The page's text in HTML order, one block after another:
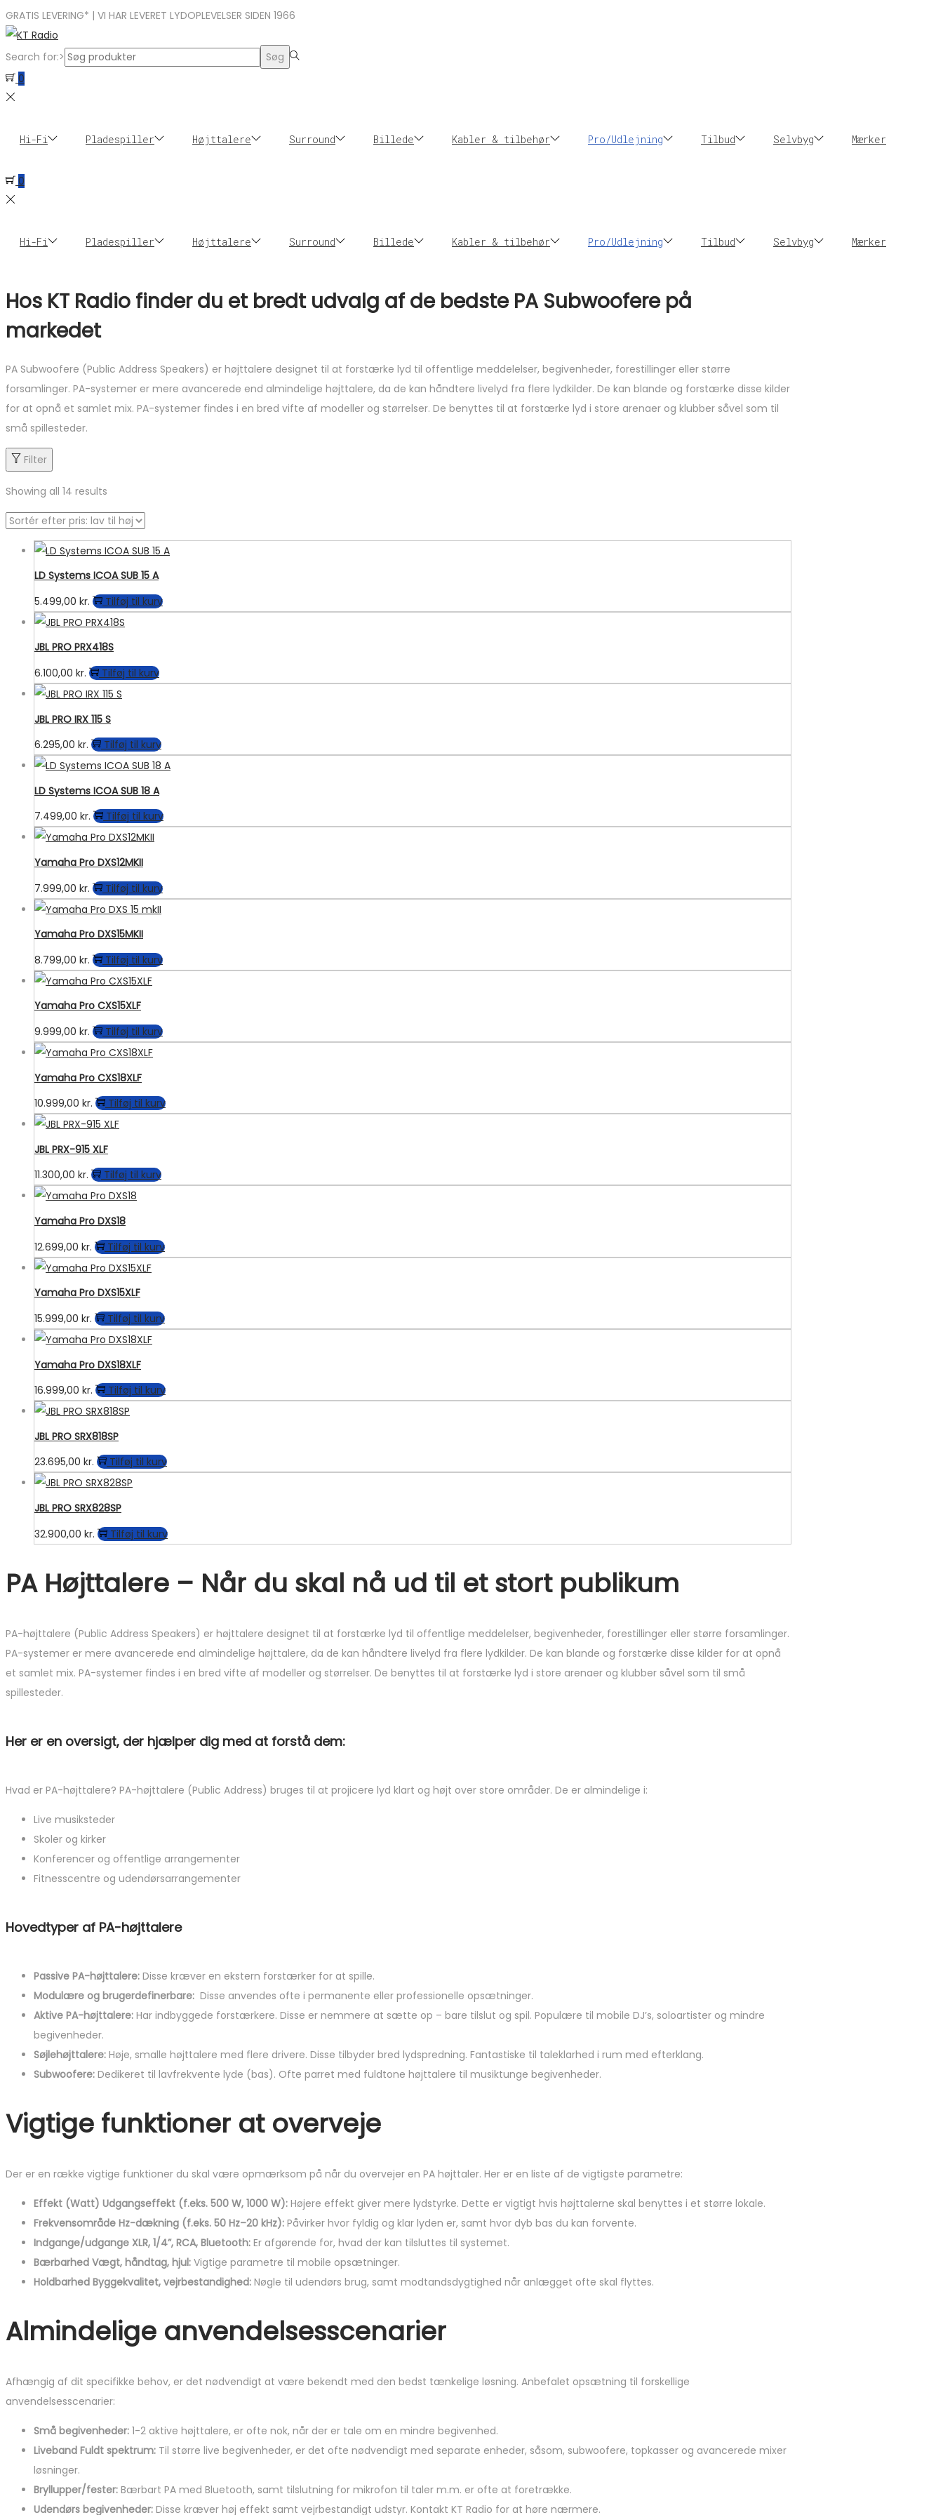
GRATIS LEVERING* | VI HAR LEVERET LYDOPLEVELSER SIDEN 1966
Search for:>
Søg
0
Hi-Fi Pladespiller Højttalere Surround Billede Kabler & tilbehør Pro/Udlejning Tilbud Selvbyg Mærker
0
Hi-Fi Pladespiller Højttalere Surround Billede Kabler & tilbehør Pro/Udlejning Tilbud Selvbyg Mærker
Hos KT Radio finder du et bredt udvalg af de bedste PA Subwoofere på
markedet
PA Subwoofere (Public Address Speakers) er højttalere designet til at forstærke lyd til offentlige meddelelser, begivenheder, forestillinger eller større
forsamlinger. PA-systemer er mere avancerede end almindelige højttalere, da de kan håndtere livelyd fra flere lydkilder. De kan blande og forstærke disse kilder
for at opnå et samlet mix. PA-systemer findes i en bred vifte af modeller og størrelser. De benyttes til at forstærke lyd i store arenaer og klubber såvel som til
små spillesteder.
Filter
Showing all 14 results
LD Systems ICOA SUB 15 A
5.499,00 kr. Tilføj til kurv
JBL PRO PRX418S
6.100,00 kr. Tilføj til kurv
JBL PRO IRX 115 S
6.295,00 kr. Tilføj til kurv
LD Systems ICOA SUB 18 A
7.499,00 kr. Tilføj til kurv
Yamaha Pro DXS12MKII
7.999,00 kr. Tilføj til kurv
Yamaha Pro DXS15MKII
8.799,00 kr. Tilføj til kurv
Yamaha Pro CXS15XLF
9.999,00 kr. Tilføj til kurv
Yamaha Pro CXS18XLF
10.999,00 kr. Tilføj til kurv
JBL PRX-915 XLF
11.300,00 kr. Tilføj til kurv
Yamaha Pro DXS18
12.699,00 kr. Tilføj til kurv
Yamaha Pro DXS15XLF
15.999,00 kr. Tilføj til kurv
Yamaha Pro DXS18XLF
16.999,00 kr. Tilføj til kurv
JBL PRO SRX818SP
23.695,00 kr. Tilføj til kurv
JBL PRO SRX828SP
32.900,00 kr. Tilføj til kurv
PA Højttalere – Når du skal nå ud til et stort publikum
PA-højttalere (Public Address Speakers) er højttalere designet til at forstærke lyd til offentlige meddelelser, begivenheder, forestillinger eller større forsamlinger.
PA-systemer er mere avancerede end almindelige højttalere, da de kan håndtere livelyd fra flere lydkilder. De kan blande og forstærke disse kilder for at opnå
et samlet mix. PA-systemer findes i en bred vifte af modeller og størrelser. De benyttes til at forstærke lyd i store arenaer og klubber såvel som til små
spillesteder.
Her er en oversigt, der hjælper dig med at forstå dem:
Hvad er PA-højttalere? PA-højttalere (Public Address) bruges til at projicere lyd klart og højt over store områder. De er almindelige i:
Live musiksteder
Skoler og kirker
Konferencer og offentlige arrangementer
Fitnesscentre og udendørsarrangementer
Hovedtyper af PA-højttalere
Passive PA-højttalere: Disse kræver en ekstern forstærker for at spille.
Modulære og brugerdefinerbare: Disse anvendes ofte i permanente eller professionelle opsætninger.
Aktive PA-højttalere: Har indbyggede forstærkere. Disse er nemmere at sætte op – bare tilslut og spil. Populære til mobile DJ’s, soloartister og mindre
begivenheder.
Søjlehøjttalere: Høje, smalle højttalere med flere drivere. Disse tilbyder bred lydspredning. Fantastiske til taleklarhed i rum med efterklang.
Subwoofere: Dedikeret til lavfrekvente lyde (bas). Ofte parret med fuldtone højttalere til musiktunge begivenheder.
Vigtige funktioner at overveje
Der er en række vigtige funktioner du skal være opmærksom på når du overvejer en PA højttaler. Her er en liste af de vigtigste parametre:
Effekt (Watt) Udgangseffekt (f.eks. 500 W, 1000 W): Højere effekt giver mere lydstyrke. Dette er vigtigt hvis højttalerne skal benyttes i et større lokale.
Frekvensområde Hz-dækning (f.eks. 50 Hz–20 kHz): Påvirker hvor fyldig og klar lyden er, samt hvor dyb bas du kan forvente.
Indgange/udgange XLR, 1/4”, RCA, Bluetooth: Er afgørende for, hvad der kan tilsluttes til systemet.
Bærbarhed Vægt, håndtag, hjul: Vigtige parametre til mobile opsætninger.
Holdbarhed Byggekvalitet, vejrbestandighed: Nøgle til udendørs brug, samt modtandsdygtighed når anlægget ofte skal flyttes.
Almindelige anvendelsesscenarier
Afhængig af dit specifikke behov, er det nødvendigt at være bekendt med den bedst tænkelige løsning. Anbefalet opsætning til forskellige
anvendelsesscenarier:
Små begivenheder: 1-2 aktive højttalere, er ofte nok, når der er tale om en mindre begivenhed.
Liveband Fuldt spektrum: Til større live begivenheder, er det ofte nødvendigt med separate enheder, såsom, subwoofere, topkasser og avancerede mixer
løsninger.
Bryllupper/fester: Bærbart PA med Bluetooth, samt tilslutning for mikrofon til taler m.m. er ofte at foretrække.
Udendørs begivenheder: Disse kræver høj effekt samt vejrbestandigt udstyr. Kontakt KT Radio for at høre nærmere.